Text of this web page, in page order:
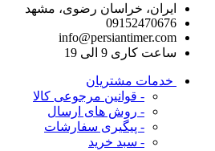
ایران، خراسان رضوی، مشهد
09152470676
info@persiantimer.com
ساعت کاری 9 الی 19
خدمات مشتریان
- قوانین مرجوعی کالا
- روش های ارسال
- پیگیری سفارشات
- سبد خرید